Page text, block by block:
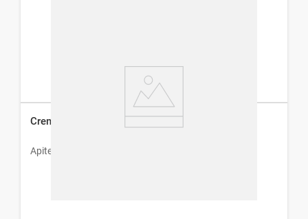
Crema de Ordeñe Apiter x 50 g
Apiter